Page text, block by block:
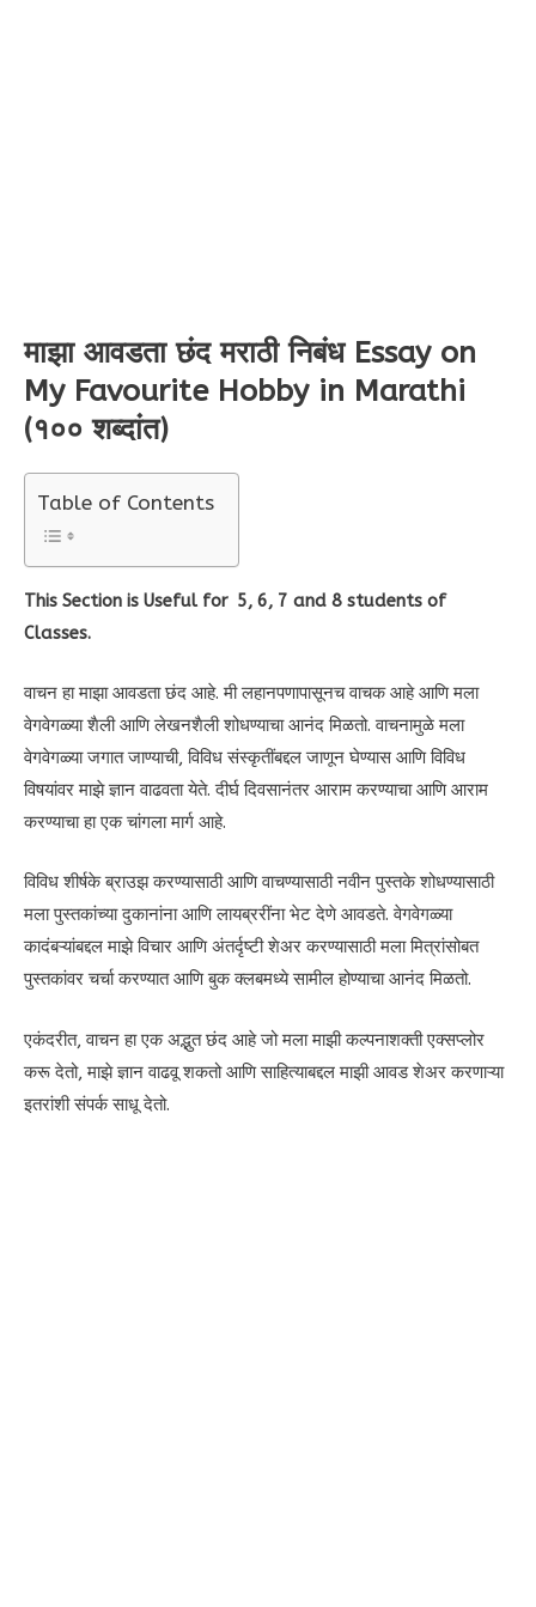
माझा आवडता छंद मराठी निबंध Essay on
My Favourite Hobby in Marathi
(१०० शब्दांत)
Table of Contents
This Section is Useful for 5, 6, 7 and 8 students of
Classes.
वाचन हा माझा आवडता छंद आहे. मी लहानपणापासूनच वाचक आहे आणि मला
वेगवेगळ्या शैली आणि लेखनशैली शोधण्याचा आनंद मिळतो. वाचनामुळे मला
वेगवेगळ्या जगात जाण्याची, विविध संस्कृतींबद्दल जाणून घेण्यास आणि विविध
विषयांवर माझे ज्ञान वाढवता येते. दीर्घ दिवसानंतर आराम करण्याचा आणि आराम
करण्याचा हा एक चांगला मार्ग आहे.
विविध शीर्षके ब्राउझ करण्यासाठी आणि वाचण्यासाठी नवीन पुस्तके शोधण्यासाठी
मला पुस्तकांच्या दुकानांना आणि लायब्ररींना भेट देणे आवडते. वेगवेगळ्या
कादंबऱ्यांबद्दल माझे विचार आणि अंतर्दृष्टी शेअर करण्यासाठी मला मित्रांसोबत
पुस्तकांवर चर्चा करण्यात आणि बुक क्लबमध्ये सामील होण्याचा आनंद मिळतो.
एकंदरीत, वाचन हा एक अद्भुत छंद आहे जो मला माझी कल्पनाशक्ती एक्सप्लोर
करू देतो, माझे ज्ञान वाढवू शकतो आणि साहित्याबद्दल माझी आवड शेअर करणाऱ्या
इतरांशी संपर्क साधू देतो.